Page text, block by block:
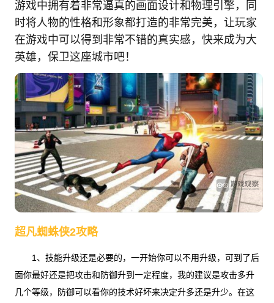
游戏中拥有着非常逼真的画面设计和物理引擎，同
时将人物的性格和形象都打造的非常完美，让玩家
在游戏中可以得到非常不错的真实感，快来成为大
英雄，保卫这座城市吧！
超凡蜘蛛侠2攻略
1、技能升级还是必要的，一开始你可以不用升级，可到了后
面你最好还是把攻击和防御升到一定程度，我的建议是攻击多升
几个等级，防御可以看你的技术好坏来决定升多还是升少。在这